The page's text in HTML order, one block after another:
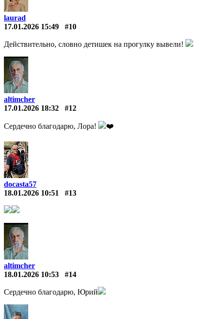
laurad
17.01.2026 15:49
#10
Действительно, словно детишек на прогулку вывели!
altimcher
17.01.2026 18:32
#12
Сердечно благодарю, Лора! ❤️️
docasta57
18.01.2026 10:51
#13
altimcher
18.01.2026 10:53
#14
Сердечно благодарю, Юрий